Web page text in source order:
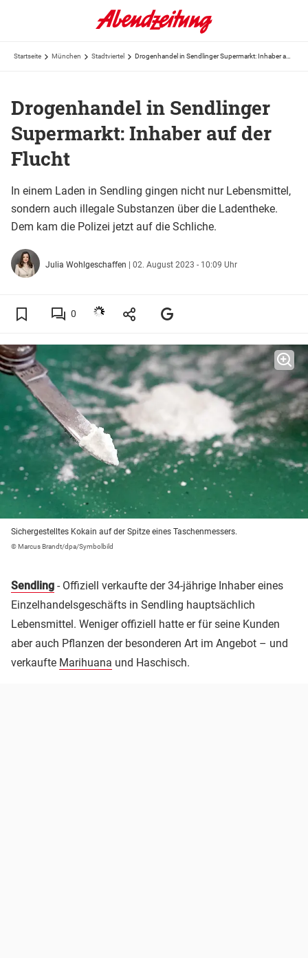
Startseite München Stadtviertel
Drogenhandel in Sendlinger
Supermarkt: Inhaber auf der
Flucht
In einem Laden in Sendling gingen nicht nur Lebensmittel,
sondern auch illegale Substanzen über die Ladentheke.
Dem kam die Polizei jetzt auf die Schliche.
Julia Wohlgeschaffen | 02. August 2023 - 10:09 Uhr
0
Sichergestelltes Kokain auf der Spitze eines Taschenmessers.
© Marcus Brandt/dpa/Symbolbild
Sendling - Offiziell verkaufte der 34-jährige Inhaber eines
Einzelhandelsgeschäfts in Sendling hauptsächlich
Lebensmittel. Weniger offiziell hatte er für seine Kunden
aber auch Pflanzen der besonderen Art im Angebot – und
verkaufte Marihuana und Haschisch.